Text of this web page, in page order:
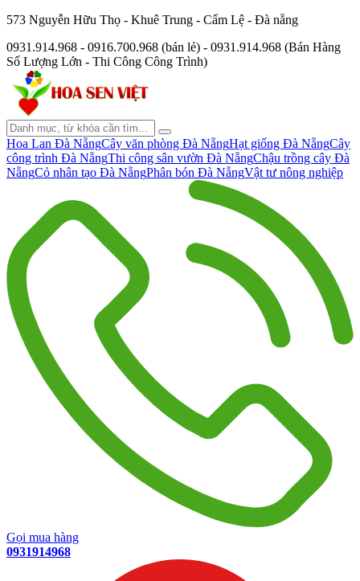
573 Nguyễn Hữu Thọ - Khuê Trung - Cẩm Lệ - Đà nẵng
0931.914.968 - 0916.700.968 (bán lẻ) - 0931.914.968 (Bán Hàng
Số Lượng Lớn - Thi Công Công Trình)
Hoa Lan Đà NẵngCây văn phòng Đà NẵngHạt giống Đà NẵngCây
công trình Đà NẵngThi công sân vườn Đà NẵngChậu trồng cây Đà
NẵngCỏ nhân tạo Đà NẵngPhân bón Đà NẵngVật tư nông nghiệp
Gọi mua hàng
0931914968